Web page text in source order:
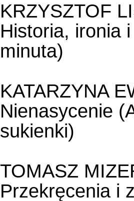
KRZYSZTOF
Historia, ironia
minuta)
KATARZYNA
Nienasycenie
sukienki)
TOMASZ
Przekręcenia i